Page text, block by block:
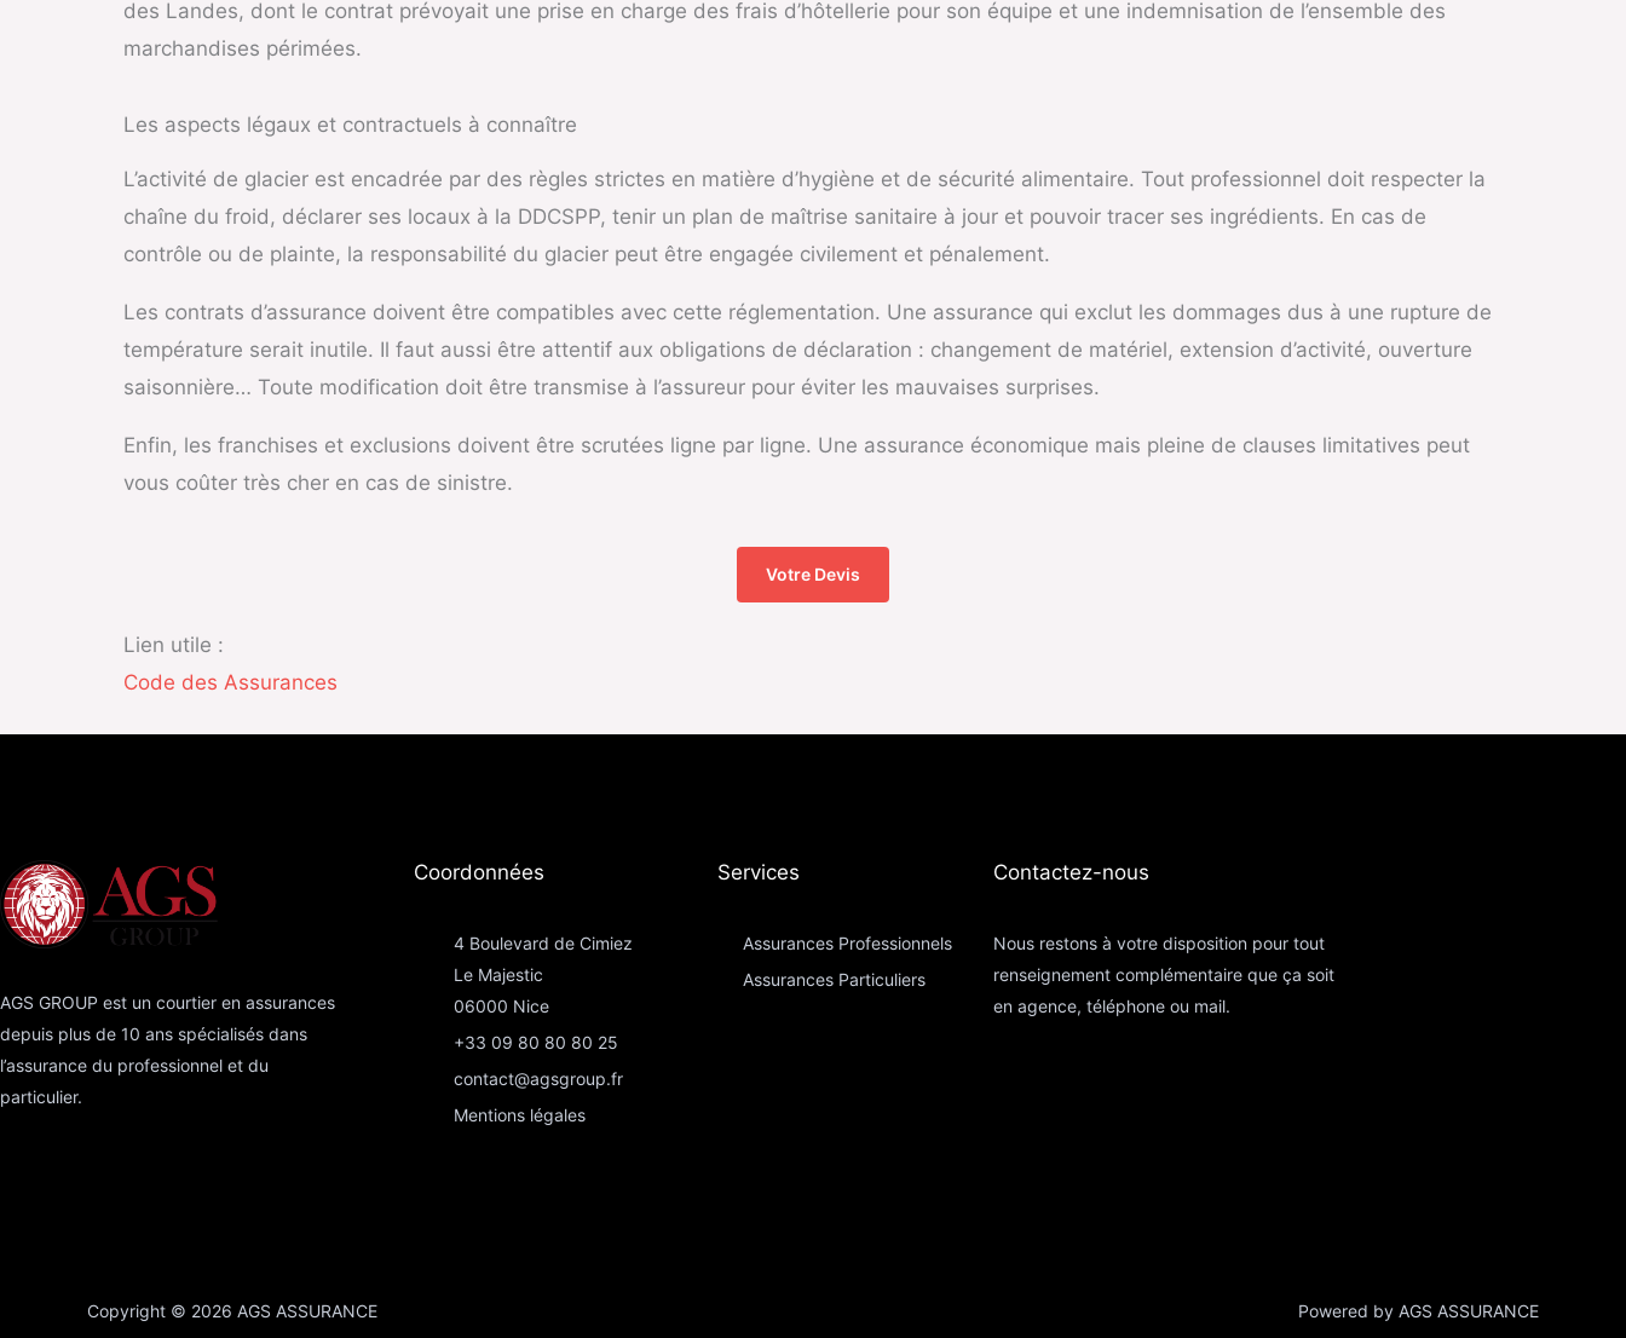
des Landes, dont le contrat prévoyait une prise en charge des frais d’hôtellerie pour son équipe et une indemnisation de l’ensemble des
marchandises périmées.
Les aspects légaux et contractuels à connaître
L’activité de glacier est encadrée par des règles strictes en matière d’hygiène et de sécurité alimentaire. Tout professionnel doit respecter la
chaîne du froid, déclarer ses locaux à la DDCSPP, tenir un plan de maîtrise sanitaire à jour et pouvoir tracer ses ingrédients. En cas de
contrôle ou de plainte, la responsabilité du glacier peut être engagée civilement et pénalement.
Les contrats d’assurance doivent être compatibles avec cette réglementation. Une assurance qui exclut les dommages dus à une rupture de
température serait inutile. Il faut aussi être attentif aux obligations de déclaration : changement de matériel, extension d’activité, ouverture
saisonnière… Toute modification doit être transmise à l’assureur pour éviter les mauvaises surprises.
Enfin, les franchises et exclusions doivent être scrutées ligne par ligne. Une assurance économique mais pleine de clauses limitatives peut
vous coûter très cher en cas de sinistre.
Votre Devis
Lien utile :
Code des Assurances
AGS GROUP est un courtier en assurances
depuis plus de 10 ans spécialisés dans
l’assurance du professionnel et du
particulier.
Coordonnées​
4 Boulevard de Cimiez
Le Majestic
06000 Nice
+33 09 80 80 80 25
contact@agsgroup.fr
Mentions légales
Services
Assurances Professionnels
Assurances Particuliers​
Contactez-nous​
Nous restons à votre disposition pour tout
renseignement complémentaire que ça soit
en agence, téléphone ou mail.
Copyright © 2026 AGS ASSURANCE Powered by AGS ASSURANCE